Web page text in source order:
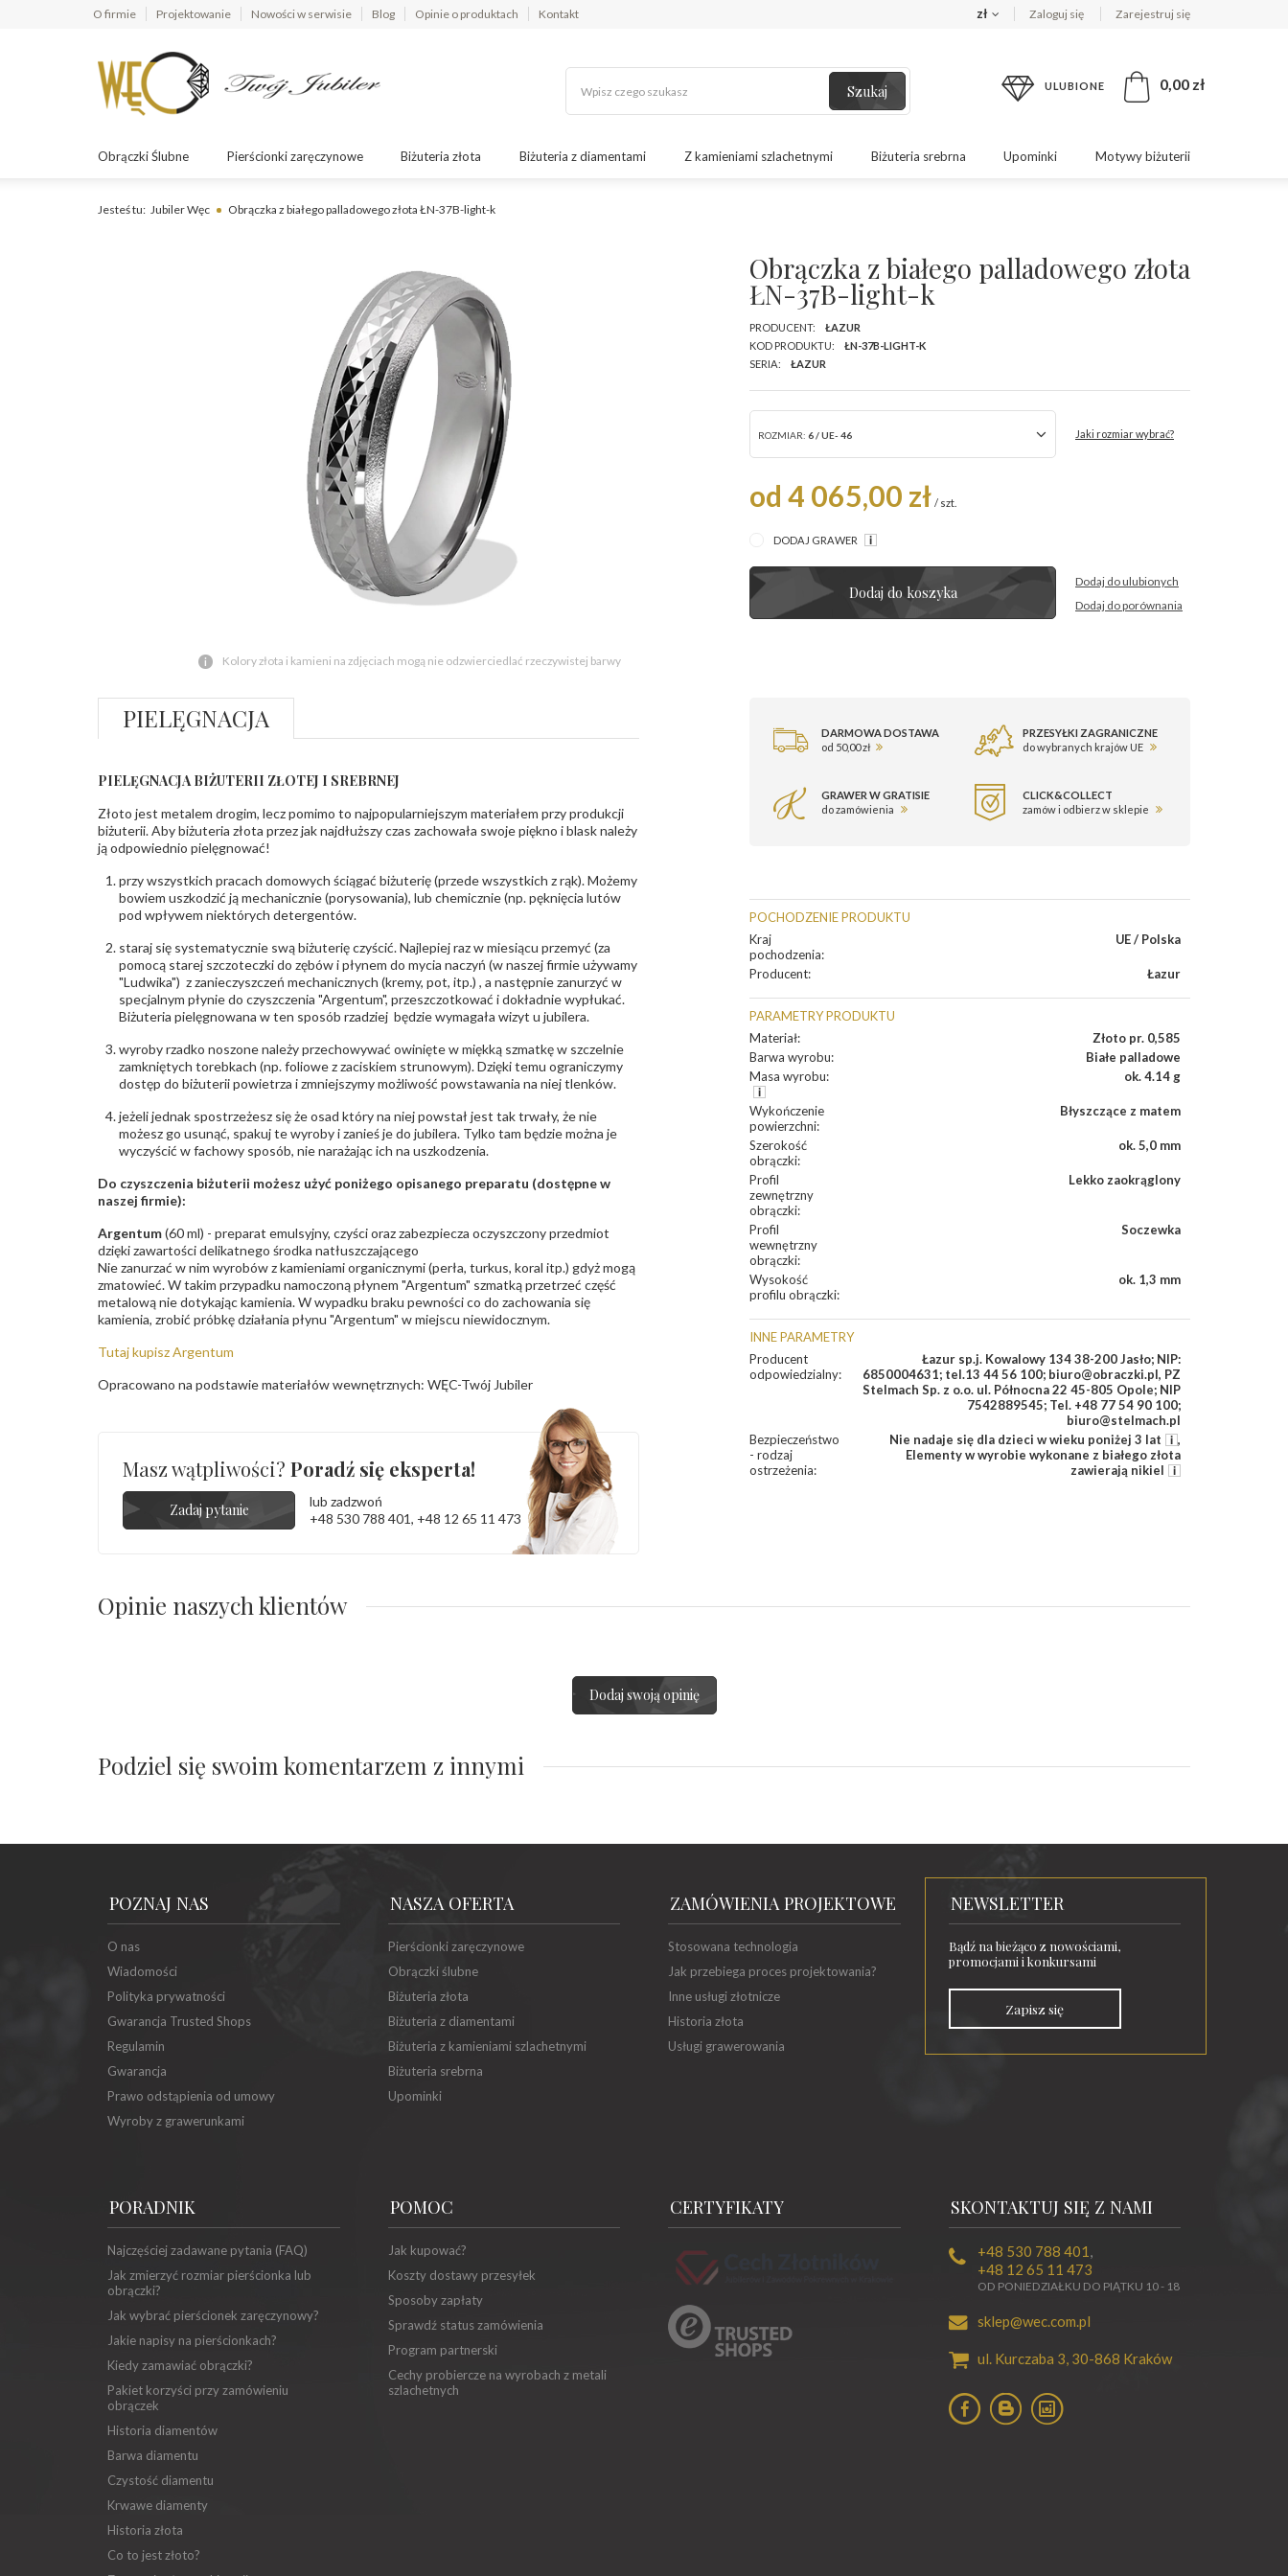
O firmie Projektowanie Nowości w serwisie Blog Opinie o produktach Kontakt zł Zaloguj się Zarejestruj się
Szukaj ULUBIONE 0,00 zł
Obrączki Ślubne Pierścionki zaręczynowe Biżuteria złota Biżuteria z diamentami Z kamieniami szlachetnymi Biżuteria srebrna Upominki Motywy biżuterii
Jesteś tu: Jubiler Węc Obrączka z białego palladowego złota ŁN-37B-light-k
Kolory złota i kamieni na zdjęciach mogą nie odzwierciedlać rzeczywistej barwy
Obrączka z białego palladowego złota
ŁN-37B-light-k
PRODUCENT:
ŁAZUR
KOD PRODUKTU:
ŁN-37B-LIGHT-K
SERIA:
ŁAZUR
ROZMIAR: 6 / UE- 46 Jaki rozmiar wybrać?
od 4 065,00 zł / szt.
DODAJ GRAWER
Dodaj do koszyka
Dodaj do ulubionych
Dodaj do porównania
DARMOWA DOSTAWA
od 50,00 zł
PRZESYŁKI ZAGRANICZNE
do wybranych krajów UE
GRAWER W GRATISIE
do zamówienia
CLICK&COLLECT
zamów i odbierz w sklepie
POCHODZENIE PRODUKTU
Kraj
pochodzenia:
UE / Polska
Producent: Łazur
PARAMETRY PRODUKTU
Materiał:
Złoto pr. 0,585
Barwa wyrobu:
Białe palladowe
Masa wyrobu: ok. 4.14 g
Wykończenie
powierzchni:
Błyszczące z matem
Szerokość
obrączki:
ok. 5,0 mm
Profil
zewnętrzny
obrączki:
Lekko zaokrąglony
Profil
wewnętrzny
obrączki:
Soczewka
Wysokość
profilu obrączki:
ok. 1,3 mm
INNE PARAMETRY
Producent
odpowiedzialny:
Łazur sp.j. Kowalowy 134 38-200 Jasło; NIP:
6850004631; tel.13 44 56 100; biuro@obraczki.pl, PZ
Stelmach Sp. z o.o. ul. Północna 22 45-805 Opole; NIP
7542889545; Tel. +48 77 54 90 100;
biuro@stelmach.pl
Bezpieczeństwo
- rodzaj
ostrzeżenia:
Nie nadaje się dla dzieci w wieku poniżej 3 lat
,
Elementy w wyrobie wykonane z białego złota
zawierają nikiel
PIELĘGNACJA
PIELĘGNACJA BIŻUTERII ZŁOTEJ I SREBRNEJ
Złoto jest metalem drogim, lecz pomimo to najpopularniejszym materiałem przy produkcji
biżuterii. Aby biżuteria złota przez jak najdłuższy czas zachowała swoje piękno i blask należy
ją odpowiednio pielęgnować!
przy wszystkich pracach domowych ściągać biżuterię (przede wszystkich z rąk). Możemy
bowiem uszkodzić ją mechanicznie (porysowania), lub chemicznie (np. pęknięcia lutów
pod wpływem niektórych detergentów.
staraj się systematycznie swą biżuterię czyścić. Najlepiej raz w miesiącu przemyć (za
pomocą starej szczoteczki do zębów i płynem do mycia naczyń (w naszej firmie używamy
"Ludwika") z zanieczyszczeń mechanicznych (kremy, pot, itp.) , a następnie zanurzyć w
specjalnym płynie do czyszczenia "Argentum", przeszczotkować i dokładnie wypłukać.
Biżuteria pielęgnowana w ten sposób rzadziej będzie wymagała wizyt u jubilera.
wyroby rzadko noszone należy przechowywać owinięte w miękką szmatkę w szczelnie
zamkniętych torebkach (np. foliowe z zaciskiem strunowym). Dzięki temu ograniczymy
dostęp do biżuterii powietrza i zmniejszymy możliwość powstawania na niej tlenków.
jeżeli jednak spostrzeżesz się że osad który na niej powstał jest tak trwały, że nie
możesz go usunąć, spakuj te wyroby i zanieś je do jubilera. Tylko tam będzie można je
wyczyścić w fachowy sposób, nie narażając ich na uszkodzenia.
Do czyszczenia biżuterii możesz użyć poniżego opisanego preparatu (dostępne w
naszej firmie):
Argentum(60 ml) - preparat emulsyjny, czyści oraz zabezpiecza oczyszczony przedmiot
dzięki zawartości delikatnego środka natłuszczającego
Nie zanurzać w nim wyrobów z kamieniami organicznymi (perła, turkus, koral itp.) gdyż mogą
zmatowieć. W takim przypadku namoczoną płynem "Argentum" szmatką przetrzeć część
metalową nie dotykając kamienia. W wypadku braku pewności co do zachowania się
kamienia, zrobić próbkę działania płynu "Argentum" w miejscu niewidocznym.
Tutaj kupisz Argentum
Opracowano na podstawie materiałów wewnętrznych: WĘC-Twój Jubiler
Masz wątpliwości? Poradź się eksperta!
Zadaj pytanie
lub zadzwoń
+48 530 788 401, +48 12 65 11 473
Opinie naszych klientów
Dodaj swoją opinię
Podziel się swoim komentarzem z innymi
POZNAJ NAS
O nas
Wiadomości
Polityka prywatności
Gwarancja Trusted Shops
Regulamin
Gwarancja
Prawo odstąpienia od umowy
Wyroby z grawerunkami
NASZA OFERTA
Pierścionki zaręczynowe
Obrączki ślubne
Biżuteria złota
Biżuteria z diamentami
Biżuteria z kamieniami szlachetnymi
Biżuteria srebrna
Upominki
ZAMÓWIENIA PROJEKTOWE
Stosowana technologia
Jak przebiega proces projektowania?
Inne usługi złotnicze
Historia złota
Usługi grawerowania
NEWSLETTER
Bądź na bieżąco z nowościami,
promocjami i konkursami
Zapisz się
PORADNIK
Najczęściej zadawane pytania (FAQ)
Jak zmierzyć rozmiar pierścionka lub
obrączki?
Jak wybrać pierścionek zaręczynowy?
Jakie napisy na pierścionkach?
Kiedy zamawiać obrączki?
Pakiet korzyści przy zamówieniu
obrączek
Historia diamentów
Barwa diamentu
Czystość diamentu
Krwawe diamenty
Historia złota
Co to jest złoto?
POMOC
Jak kupować?
Koszty dostawy przesyłek
Sposoby zapłaty
Sprawdź status zamówienia
Program partnerski
Cechy probiercze na wyrobach z metali
szlachetnych
CERTYFIKATY SKONTAKTUJ SIĘ Z NAMI
+48 530 788 401 ,
+48 12 65 11 473
OD PONIEDZIAŁKU DO PIĄTKU 10 - 18
sklep@wec.com.pl
ul. Kurczaba 3, 30-868 Kraków